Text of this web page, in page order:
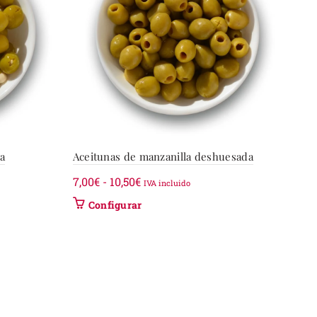
Aceitunas de manzanilla deshuesada
7,00€ - 10,50€Rango
IVA incluido
ConfigurarEste